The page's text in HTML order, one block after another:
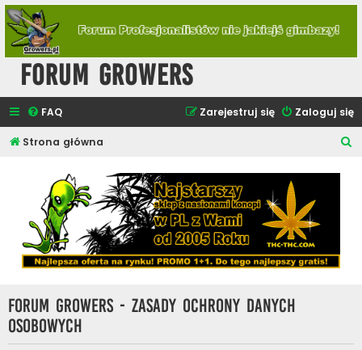
Forum Growers
FAQ Zaloguj się
Zarejestruj się
Strona główna
Forum Growers - Zasady ochrony danych
osobowych